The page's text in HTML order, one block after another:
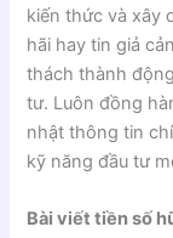
kiến thức và xây
hãi hay tin giả
thách thành
tư. Luôn đồng
nhật thông tin
kỹ năng đầu tư
Bài viết tiền số